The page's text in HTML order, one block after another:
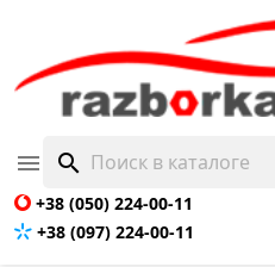
 search
+38 (050) 224-00-11
+38 (097) 224-00-11